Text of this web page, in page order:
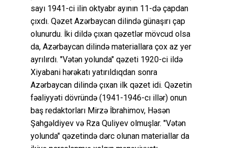
sayı 1941-ci ilin oktyabr ayının 11-də çapdan
çıxdı. Qəzet Azərbaycan dilində günaşırı çap
olunurdu. İki dildə çıxan qəzetlər mövcud olsa
da, Azərbaycan dilində materiallara çox az yer
ayrılırdı. "Vətən yolunda" qəzeti 1920-ci ildə
Xiyabani hərəkatı yatırıldıqdan sonra
Azərbaycan dilində çıxan ilk qəzet idi. Qəzetin
fəaliyyəti dövründə (1941-1946-cı illər) onun
baş redaktorları Mirzə İbrahimov, Həsən
Şahgəldiyev və Rza Quliyev olmuşlar. "Vətən
yolunda" qəzetində dərc olunan materiallar da